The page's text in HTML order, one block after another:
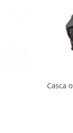
Casca